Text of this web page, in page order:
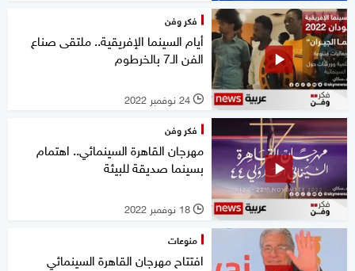
فكر وفن
أيام السينما الإفريقية.. ملتقى صناع
الفن الـ7 بالخرطوم
l 24 نوفمبر 2022
فكر وفن
مهرجان القاهرة السينمائي.. اهتمام
بسينما صديقة للبيئة
l 18 نوفمبر 2022
منوعات
افتتاح مهرجان القاهرة السينمائي